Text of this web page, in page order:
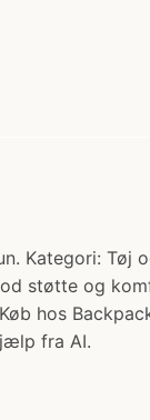
Kategori: Tøj
støtte og
hos
fra AI.